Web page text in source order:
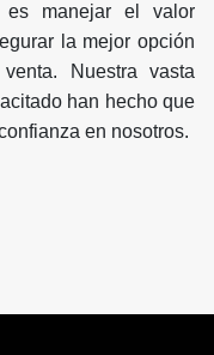
es manejar el valor
la mejor opción
Nuestra vasta
han hecho que
en nosotros.